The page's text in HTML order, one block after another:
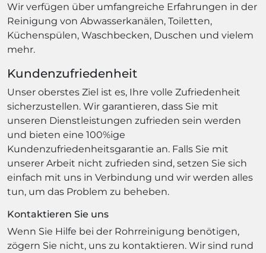
Wir verfügen über umfangreiche Erfahrungen in der
Reinigung von Abwasserkanälen, Toiletten,
Küchenspülen, Waschbecken, Duschen und vielem
mehr.
Kundenzufriedenheit
Unser oberstes Ziel ist es, Ihre volle Zufriedenheit
sicherzustellen. Wir garantieren, dass Sie mit
unseren Dienstleistungen zufrieden sein werden
und bieten eine 100%ige
Kundenzufriedenheitsgarantie an. Falls Sie mit
unserer Arbeit nicht zufrieden sind, setzen Sie sich
einfach mit uns in Verbindung und wir werden alles
tun, um das Problem zu beheben.
Kontaktieren Sie uns
Wenn Sie Hilfe bei der Rohrreinigung benötigen,
zögern Sie nicht, uns zu kontaktieren. Wir sind rund